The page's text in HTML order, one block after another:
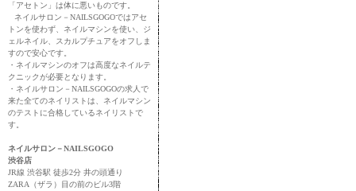
「アセトン」は体に悪いものです。
ネイルサロン－NAILSGOGOではアセ
トンを使わず、ネイルマシンを使い、ジ
ェルネイル、スカルプチュアをオフしま
すので安心です。
・ネイルマシンのオフは高度なネイルテ
クニックが必要となります。
・ネイルサロン－NAILSGOGOの求人で
来た全てのネイリストは、ネイルマシン
のテストに合格しているネイリストで
す。
ネイルサロン－NAILSGOGO
渋谷店
JR線 渋谷駅 徒歩2分 井の頭通り
ZARA（ザラ）目の前のビル3階